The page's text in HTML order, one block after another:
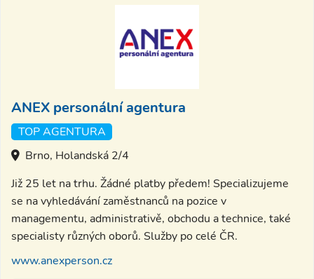
ANEX personální agentura
TOP AGENTURA
Brno, Holandská 2/4
Již 25 let na trhu. Žádné platby předem! Specializujeme
se na vyhledávání zaměstnanců na pozice v
managementu, administrativě, obchodu a technice, také
specialisty různých oborů. Služby po celé ČR.
www.anexperson.cz